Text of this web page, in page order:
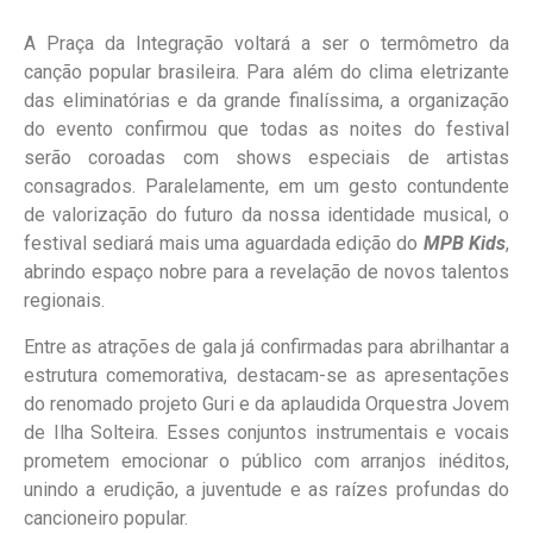
A Praça da Integração voltará a ser o termômetro da
canção popular brasileira. Para além do clima eletrizante
das eliminatórias e da grande finalíssima, a organização
do evento confirmou que todas as noites do festival
serão coroadas com shows especiais de artistas
consagrados. Paralelamente, em um gesto contundente
de valorização do futuro da nossa identidade musical, o
festival sediará mais uma aguardada edição do MPB Kids,
abrindo espaço nobre para a revelação de novos talentos
regionais.
Entre as atrações de gala já confirmadas para abrilhantar a
estrutura comemorativa, destacam-se as apresentações
do renomado projeto Guri e da aplaudida Orquestra Jovem
de Ilha Solteira. Esses conjuntos instrumentais e vocais
prometem emocionar o público com arranjos inéditos,
unindo a erudição, a juventude e as raízes profundas do
cancioneiro popular.